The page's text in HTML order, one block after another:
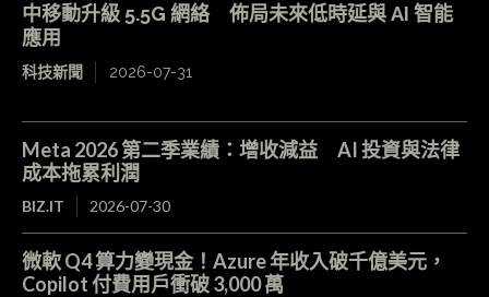
中移動升級 5.5G 網絡 佈局未來低時延與 AI 智能
應用
科技新聞 2026-07-31
Meta 2026 第二季業績：增收減益 AI 投資與法律
成本拖累利潤
BIZ.IT 2026-07-30
微軟 Q4 算力變現金！Azure 年收入破千億美元，
Copilot 付費用戶衝破 3,000 萬